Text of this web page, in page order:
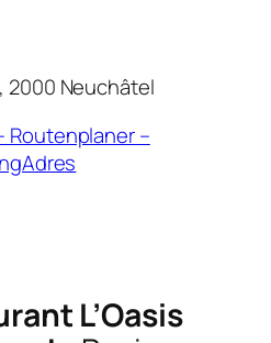
2000 Neuchâtel
Routenplaner –
L’Oasis